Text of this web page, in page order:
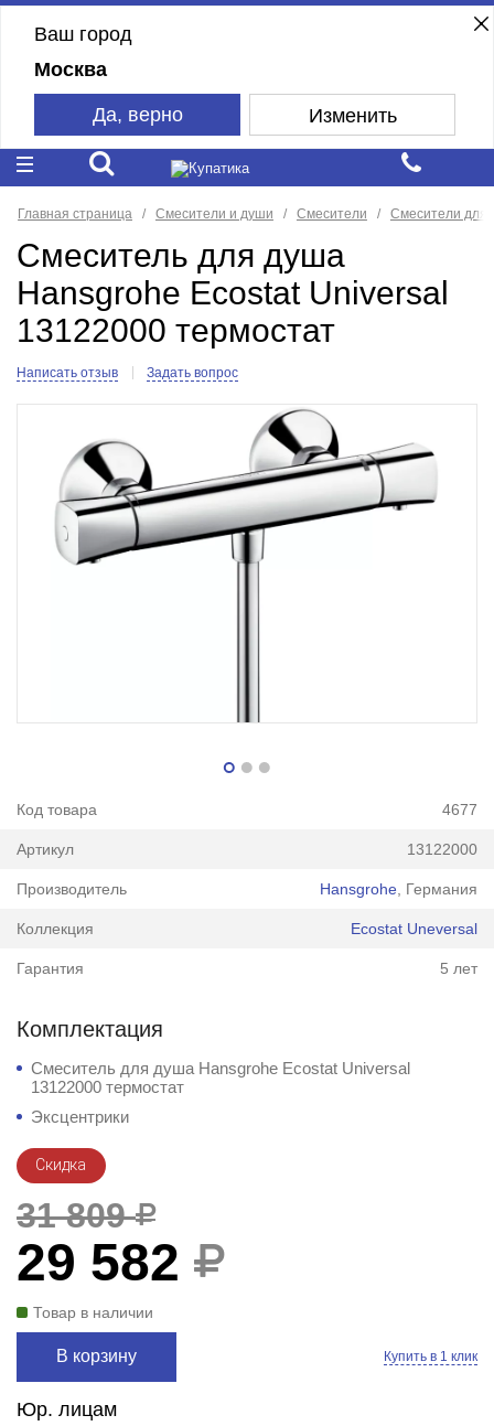
Ваш город
Москва
Да, верно Изменить
Главная страница Смесители и души Смесители Смесители для
Смеситель для душа
Hansgrohe Ecostat Universal
13122000 термостат
Написать отзыв Задать вопрос
Код товара 4677
Артикул 13122000
Производитель Hansgrohe , Германия
Коллекция Ecostat Uneversal
Гарантия 5 лет
Комплектация
Смеситель для душа Hansgrohe Ecostat Universal
13122000 термостат
Эксцентрики
Скидка
31 809
29 582
Товар в наличии
В корзину Купить в 1 клик
Юр. лицам